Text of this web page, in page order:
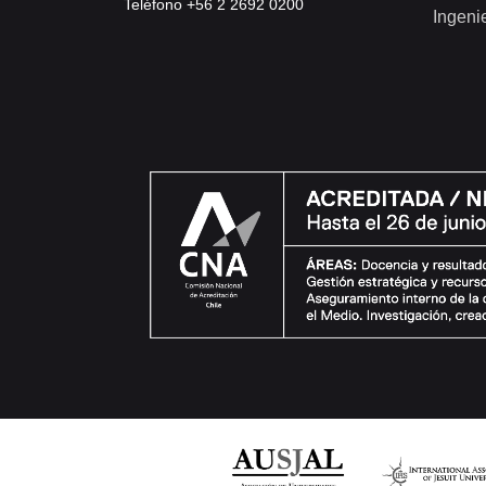
Teléfono +56 2 2692 0200